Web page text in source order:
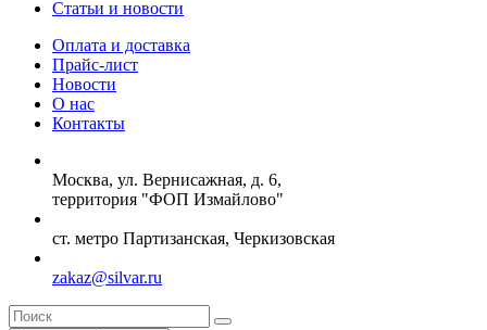
Статьи и новости
Оплата и доставка
Прайс-лист
Новости
О нас
Контакты
Москва, ул. Вернисажная, д. 6,
территория "ФОП Измайлово"
ст. метро Партизанская, Черкизовская
zakaz@silvar.ru